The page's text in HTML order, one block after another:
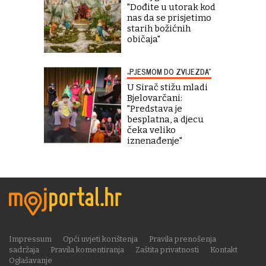
"Dođite u utorak kod
nas da se prisjetimo
starih božićnih
običaja"
„PJESMOM DO ZVIJEZDA“
U Sirač stižu mladi
Bjelovarčani:
"Predstava je
besplatna, a djecu
čeka veliko
iznenađenje"
Impressum Opći uvjeti korištenja
Pravila prenošenja
sadržaja
Pravila komentiranja Zaštita privatnosti
Kontakt
Oglašavanje